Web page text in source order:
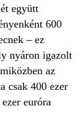
együtt
600
– ez
nyáron igazolt
az
csak 400 ezer
euróra